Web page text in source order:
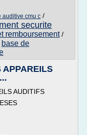
auditive cmu c /
securite
remboursement/
base de
APPAREILS
AUDITIFS